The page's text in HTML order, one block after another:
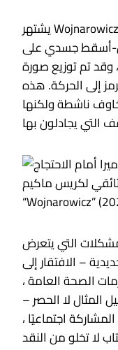
يشتهر Wojnarowicz أيضًا بسترة Jean الخاصة به الآن
أسقط جسدي على
وقد تم توزيع صورة
إلى الحركة. هذه
ناشطة ولكنها
لكريس ماكيم
“Wojnarowicz”
التي يتعرض
– الافتقار إلى
الصحة العامة ،
المثال لا الحصر –
اجتماعيًا ،